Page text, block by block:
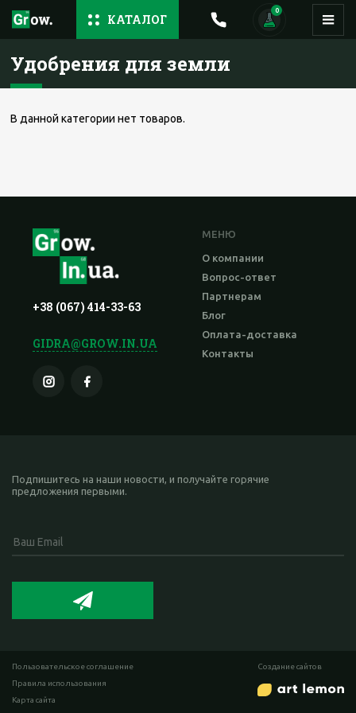
КАТАЛОГ
0
Удобрения для земли
В данной категории нет товаров.
+38 (067) 414-33-63
GIDRA@GROW.IN.UA
МЕНЮ
О компании
Вопрос-ответ
Партнерам
Блог
Оплата-доставка
Контакты
Подпишитесь на наши новости, и получайте горячие
предложения первыми.
Пользовательское соглашение
Правила использования
Карта сайта
Cоздание сайтов